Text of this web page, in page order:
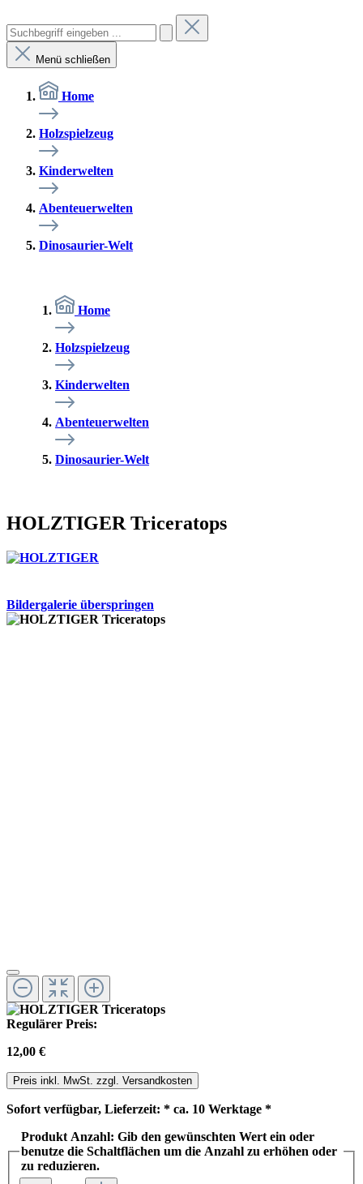
Menü schließen
Home
Holzspielzeug
Kinderwelten
Abenteuerwelten
Dinosaurier-Welt
Home
Holzspielzeug
Kinderwelten
Abenteuerwelten
Dinosaurier-Welt
HOLZTIGER Triceratops
Bildergalerie überspringen
Regulärer Preis:
12,00 €
Preis inkl. MwSt. zzgl. Versandkosten
Sofort verfügbar, Lieferzeit: * ca. 10 Werktage *
Produkt Anzahl: Gib den gewünschten Wert ein oder
benutze die Schaltflächen um die Anzahl zu erhöhen oder
zu reduzieren.